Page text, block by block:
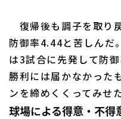
復帰後も調子を取り
防御率4.44と苦しんだ
は3試合に先発して防
勝利には届かなかった
ンを締めくくってみせた
球場による得意・不得